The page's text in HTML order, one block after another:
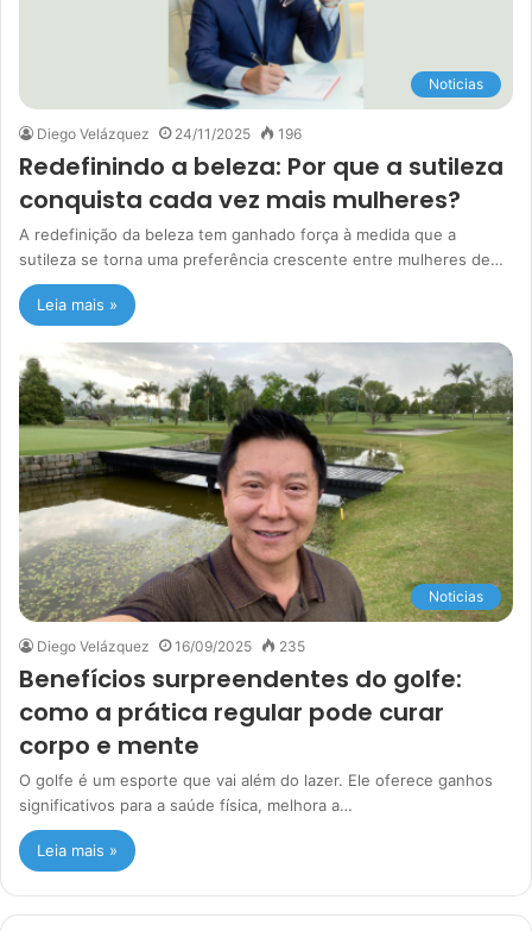
Noticias
Diego Velázquez 24/11/2025 196
Redefinindo a beleza: Por que a sutileza
conquista cada vez mais mulheres?
A redefinição da beleza tem ganhado força à medida que a
sutileza se torna uma preferência crescente entre mulheres de…
Leia mais »
Noticias
Diego Velázquez 16/09/2025 235
Benefícios surpreendentes do golfe:
como a prática regular pode curar
corpo e mente
O golfe é um esporte que vai além do lazer. Ele oferece ganhos
significativos para a saúde física, melhora a…
Leia mais »